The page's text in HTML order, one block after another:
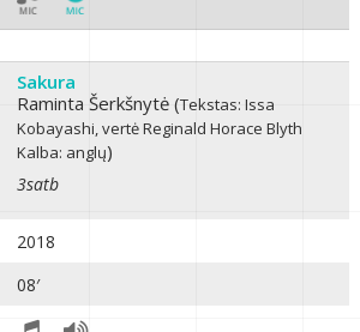
Sakura
Raminta Šerkšnytė (Tekstas: Issa
Kobayashi, vertė Reginald Horace Blyth
Kalba: anglų)
3satb
2018
08′